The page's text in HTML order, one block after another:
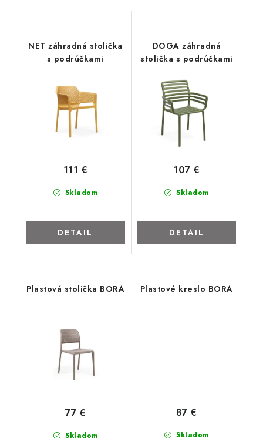
Napíšte nám
Obchodné podmienky
Nábytok na mieru
Najpredávanejšie produkty
Hodnotenie obchodu
Odstúpenie od zmluvy - vrátenie
NET záhradná stolička
s podrúčkami
Skladom
111 €
DETAIL
DOGA záhradná
stolička s podrúčkami
Skladom
107 €
DETAIL
Plastová stolička BORA
Skladom
77 €
Plastové kreslo BORA
Skladom
87 €